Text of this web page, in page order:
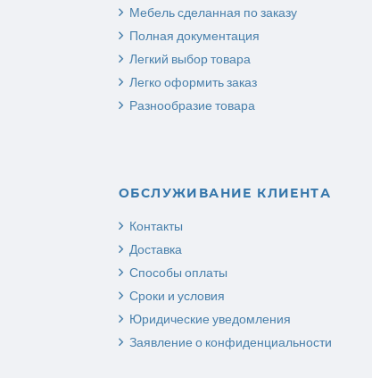
Мебель сделанная по заказу
Полная документация
Легкий выбор товара
Легко оформить заказ
Разнообразие товара
ОБСЛУЖИВАНИЕ КЛИЕНТА
Контакты
Доставка
Способы оплаты
Сроки и условия
Юридические уведомления
Заявление о конфиденциальности